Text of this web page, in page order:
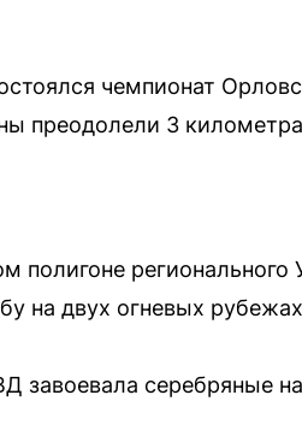
чемпионат
преодолели 3
полигоне
на двух огневых
завоевала серебряные